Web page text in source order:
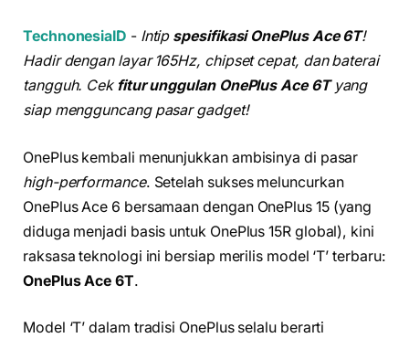
TechnonesiaID - Intip spesifikasi OnePlus Ace 6T!
Hadir dengan layar 165Hz, chipset cepat, dan baterai
tangguh. Cek fitur unggulan OnePlus Ace 6Tyang
siap mengguncang pasar gadget!
OnePlus kembali menunjukkan ambisinya di pasar
high-performance. Setelah sukses meluncurkan
OnePlus Ace 6 bersamaan dengan OnePlus 15 (yang
diduga menjadi basis untuk OnePlus 15R global), kini
raksasa teknologi ini bersiap merilis model ‘T’ terbaru:
OnePlus Ace 6T.
Model ‘T’ dalam tradisi OnePlus selalu berarti